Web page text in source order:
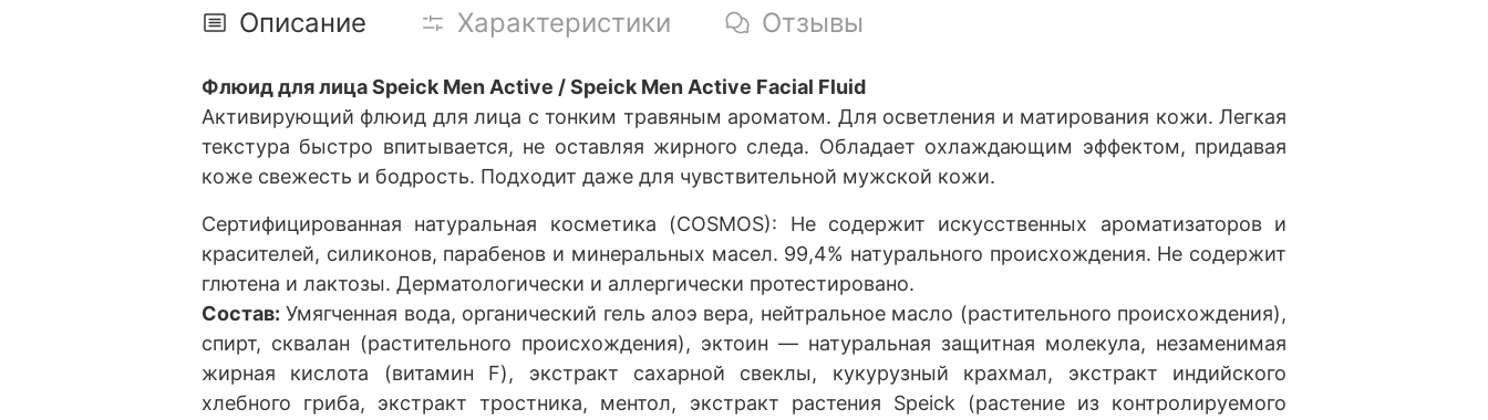
Описание Характеристики Отзывы
Флюид для лица Speick Men Active /Speick Men Active Facial Fluid
Активирующий флюид для лица с тонким травяным ароматом. Для осветления и матирования кожи. Легкая
текстура быстро впитывается, не оставляя жирного следа. Обладает охлаждающим эффектом, придавая
коже свежесть и бодрость. Подходит даже для чувствительной мужской кожи.
Сертифицированная натуральная косметика (COSMOS): Не содержит искусственных ароматизаторов и
красителей, силиконов, парабенов и минеральных масел. 99,4% натурального происхождения. Не содержит
глютена и лактозы. Дерматологически и аллергически протестировано.
Состав: Умягченная вода, органический гель алоэ вера, нейтральное масло (растительного происхождения),
спирт, сквалан (растительного происхождения), эктоин — натуральная защитная молекула, незаменимая
жирная кислота (витамин F), экстракт сахарной свеклы, кукурузный крахмал, экстракт индийского
хлебного гриба, экстракт тростника, ментол, экстракт растения Speick (растение из контролируемого